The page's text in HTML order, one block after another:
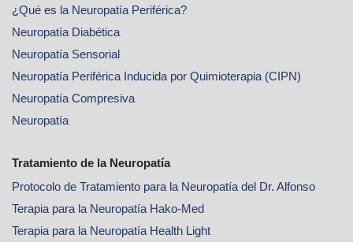
¿Qué es la Neuropatía Periférica?
Neuropatía Diabética
Neuropatía Sensorial
Neuropatía Periférica Inducida por Quimioterapia (CIPN)
Neuropatía Compresiva
Neuropatía
Tratamiento de la Neuropatía
Protocolo de Tratamiento para la Neuropatía del Dr. Alfonso
Terapia para la Neuropatía Hako-Med
Terapia para la Neuropatía Health Light